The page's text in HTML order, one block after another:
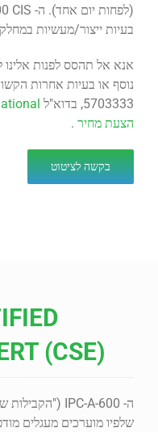
בעיות ייצור/מעשיות
אנא אל תהסס לפנות אלינו
5703333, בדוא"ל
הצעת מחיר.
בקשה לציטוט
(CSE)